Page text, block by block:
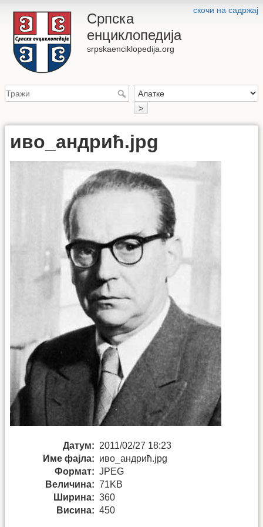
скочи на садржај
Српска
енциклопедија
srpskaenciklopedija.org
>
иво_андрић.jpg
Датум: 2011/02/27 18:23
Име фајла: иво_андрић.jpg
Формат: JPEG
Величина: 71KB
Ширина: 360
Висина: 450